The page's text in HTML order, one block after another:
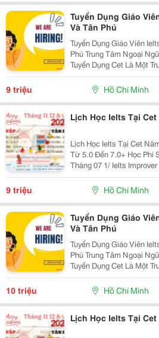
Tuyển Dụng Giáo
Và Tân Phú
Tuyển Dụng Giáo Viên
Phú Trung Tâm Ngoại Ngữ Kiến Tạo C.e.t Thông Báo
Tuyển Dụng Cet Là Một Trung Tâm Ngoại Ngữ Đã Được
Thành Lập 16 Năm
9 triệu Hồ Chí Minh
Lịch Học Ielts Tại Cet
Lịch Học Ielts Tại Cet
Từ 5.0 Đến 7.0+ Học Phí Shock Nhất Tại Quận Gò Vấp
Tháng 07 1/ Ielts Improver Tối 2 4 6 Khai Giảng:
13/07/2026 Khung Giờ: 18:00 Đến 21:00 Học Phí Ưu Đãi
5% Khi Đăng Ký 2/ Ielts...
9 triệu Hồ Chí Minh
Tuyển Dụng Giáo
Và Tân Phú
Tuyển Dụng Giáo Viên
Phú Trung Tâm Ngoại Ngữ Kiến Tạo C.e.t Thông Báo
Tuyển Dụng Cet Là Một Trung Tâm Ngoại Ngữ Đã Được
Thành Lập 16 Năm
10 triệu Hồ Chí Minh
Lịch Học Ielts Tại Cet